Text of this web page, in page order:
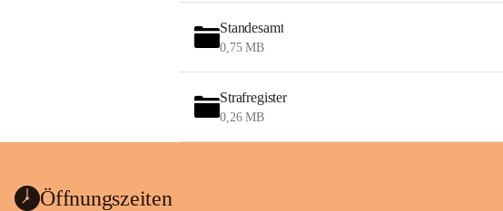
Standesamt
0,75 MB
Strafregister
0,26 MB
Öffnungszeiten